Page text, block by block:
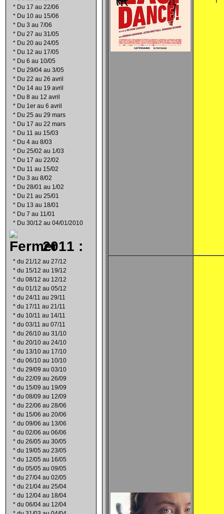
* Du 17 au 22/06
* Du 10 au 15/06
* Du 3 au 7/06
* Du 27 au 31/05
* Du 20 au 24/05
* Du 12 au 17/05
* Du 6 au 10/05
* Du 29/04 au 3/05
* Du 22 au 26 avril
* Du 14 au 19 avril
* Du 8 au 12 avril
* Du 1er au 6 avril
* Du 25 au 29 mars
* Du 17 au 22 mars
* Du 11 au 15/03
* Du 4 au 8/03
* Du 25/02 au 1/03
* Du 17 au 22/02
* Du 11 au 15/02
* Du 3 au 8/02
* Du 28/01 au 1/02
* Du 21 au 25/01
* Du 13 au 18/01
* Du 7 au 11/01
* Du 30/12 au 04/01/2010
2011 :
* du 21/12 au 27/12
* du 15/12 au 19/12
* du 08/12 au 12/12
* du 01/12 au 05/12
* du 24/11 au 29/11
* du 17/11 au 21/11
* du 10/11 au 14/11
* du 03/11 au 07/11
* du 26/10 au 31/10
* du 20/10 au 24/10
* du 13/10 au 17/10
* du 06/10 au 10/10
* du 29/09 au 03/10
* du 22/09 au 26/09
* du 15/09 au 19/09
* du 08/09 au 12/09
* du 22/06 au 28/06
* du 15/06 au 20/06
* du 09/06 au 13/06
* du 02/06 au 06/06
* du 26/05 au 30/05
* du 19/05 au 23/05
* du 12/05 au 16/05
* du 05/05 au 09/05
* du 27/04 au 02/05
* du 21/04 au 25/04
* du 12/04 au 18/04
* du 06/04 au 12/04